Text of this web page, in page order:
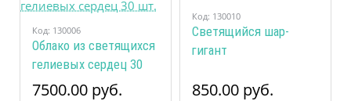
Код: 130006
Облако из светящихся
гелиевых сердец 30
шт.
7500.00 руб.
Код: 130010
Светящийся шар-
гигант
850.00 руб.